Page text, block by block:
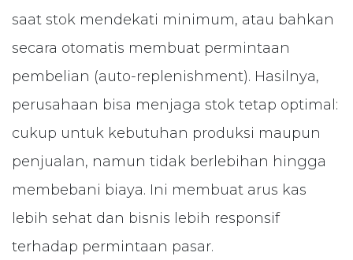
saat stok mendekati minimum, atau bahkan
secara otomatis membuat permintaan
pembelian (auto-replenishment). Hasilnya,
perusahaan bisa menjaga stok tetap optimal:
cukup untuk kebutuhan produksi maupun
penjualan, namun tidak berlebihan hingga
membebani biaya. Ini membuat arus kas
lebih sehat dan bisnis lebih responsif
terhadap permintaan pasar.